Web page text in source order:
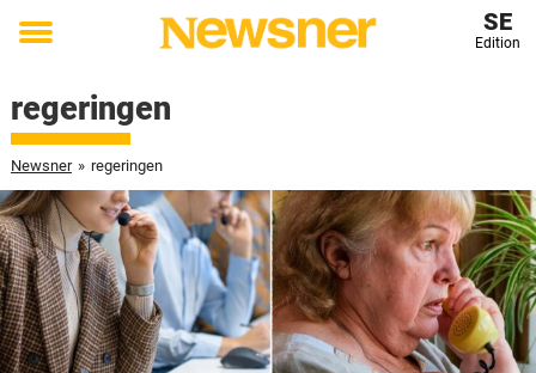
Toggle
SE
Edition
regeringen
Newsner » regeringen